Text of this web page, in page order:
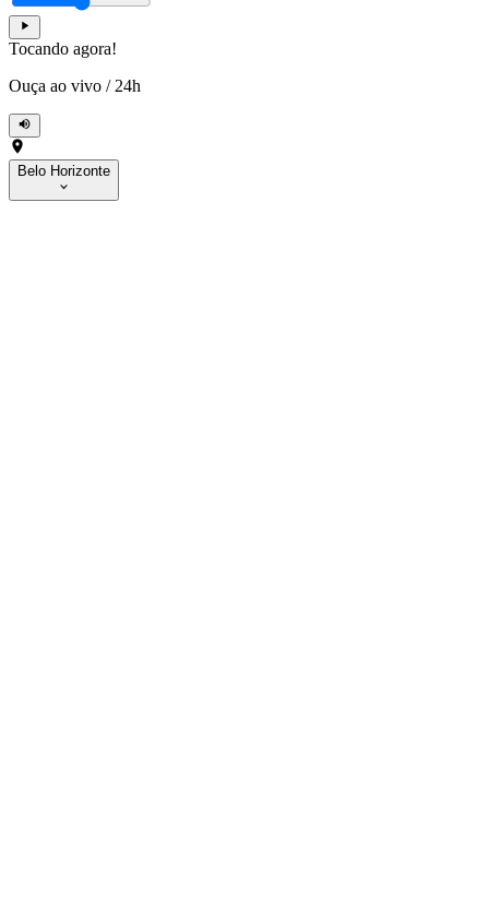
Tocando agora!
Ouça ao vivo / 24h
Belo Horizonte